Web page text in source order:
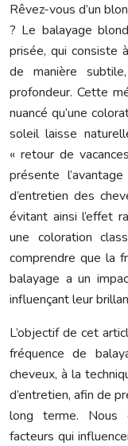
Rêvez-vous d’un
? Le balayage
prisée, qui consiste
de manière
profondeur. Cette
nuancé qu’une
soleil laisse
« retour de
présente
d’entretien des
évitant ainsi l’effet
une coloration
comprendre que la
balayage a un
influençant leur
L’objectif de cet
fréquence de
cheveux, à la
d’entretien, afin de
long terme. Nous
facteurs qui